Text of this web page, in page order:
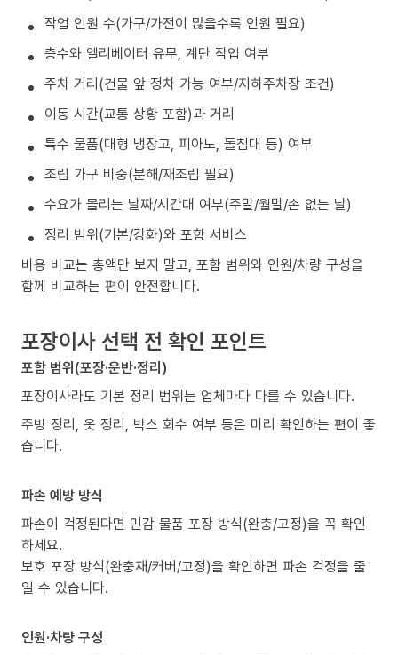
작업 인원 수(가구/가전이 많을수록 인원 필요)
층수와 엘리베이터 유무, 계단 작업 여부
주차 거리(건물 앞 정차 가능 여부/지하주차장 조건)
이동 시간(교통 상황 포함)과 거리
특수 물품(대형 냉장고, 피아노, 돌침대 등) 여부
조립 가구 비중(분해/재조립 필요)
수요가 몰리는 날짜/시간대 여부(주말/월말/손 없는 날)
정리 범위(기본/강화)와 포함 서비스
비용 비교는 총액만 보지 말고, 포함 범위와 인원/차량 구성을
함께 비교하는 편이 안전합니다.
포장이사 선택 전 확인 포인트
포함 범위(포장·운반·정리)
포장이사라도 기본 정리 범위는 업체마다 다를 수 있습니다.
주방 정리, 옷 정리, 박스 회수 여부 등은 미리 확인하는 편이 좋
습니다.
파손 예방 방식
파손이 걱정된다면 민감 물품 포장 방식(완충/고정)을 꼭 확인
하세요.
보호 포장 방식(완충재/커버/고정)을 확인하면 파손 걱정을 줄
일 수 있습니다.
인원·차량 구성